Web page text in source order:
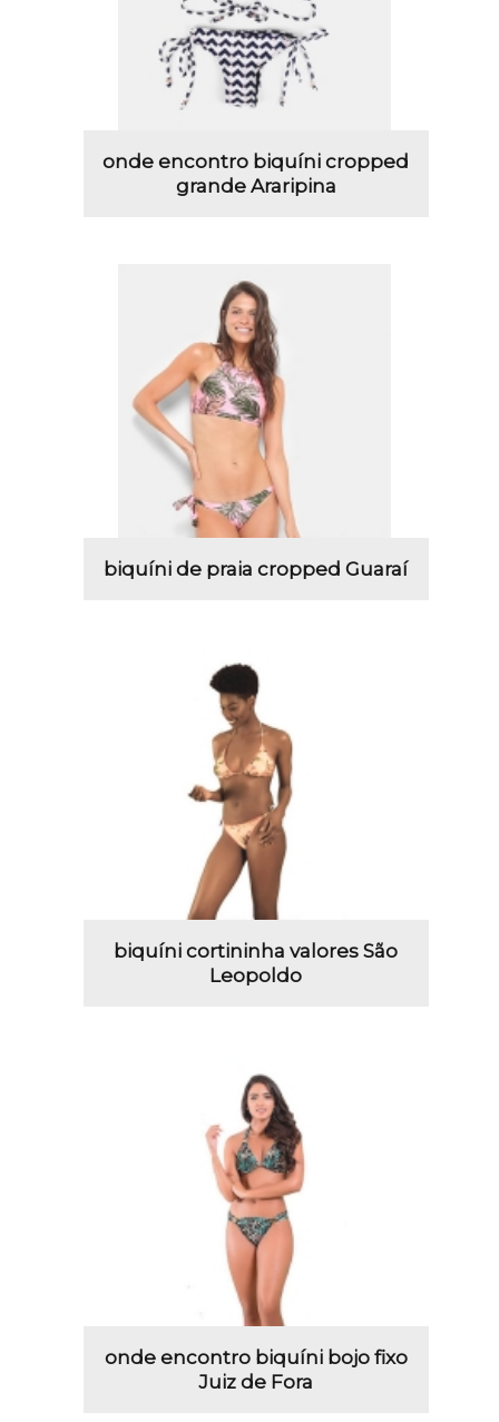
onde encontro biquíni cropped
grande Araripina
biquíni de praia cropped Guaraí
biquíni cortininha valores São
Leopoldo
onde encontro biquíni bojo fixo
Juiz de Fora